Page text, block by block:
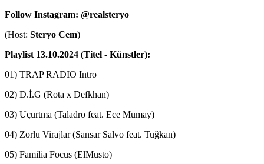
Follow Instagram: @realsteryo
(Host: Steryo Cem)
Playlist 13.10.2024 (Titel - Künstler):
01) TRAP RADIO Intro
02) D.İ.G (Rota x Defkhan)
03) Uçurtma (Taladro feat. Ece Mumay)
04) Zorlu Virajlar (Sansar Salvo feat. Tuğkan)
05) Familia Focus (ElMusto)